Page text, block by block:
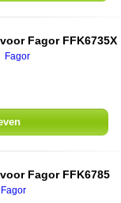
Fagor FFK6735X
Fagor
Fagor FFK6785
Fagor